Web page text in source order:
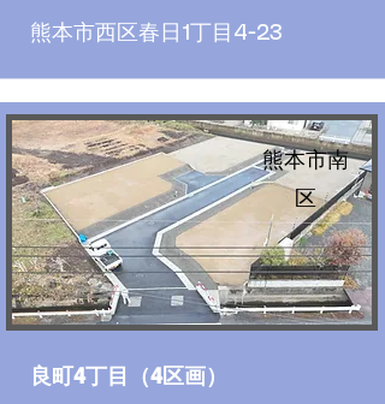
熊本市西区春日1丁目4-23
熊本市南
区
良町4丁目（4区画）